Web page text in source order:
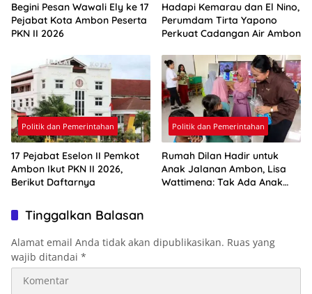
Begini Pesan Wawali Ely ke 17
Pejabat Kota Ambon Peserta
PKN II 2026
Hadapi Kemarau dan El Nino,
Perumdam Tirta Yapono
Perkuat Cadangan Air Ambon
Politik dan Pemerintahan
17 Pejabat Eselon II Pemkot
Ambon Ikut PKN II 2026,
Berikut Daftarnya
Politik dan Pemerintahan
Rumah Dilan Hadir untuk
Anak Jalanan Ambon, Lisa
Wattimena: Tak Ada Anak
Tinggalkan Balasan
Alamat email Anda tidak akan dipublikasikan. Ruas yang
wajib ditandai *